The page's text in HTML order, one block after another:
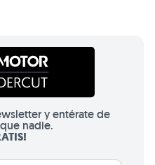
y entérate de
nadie.